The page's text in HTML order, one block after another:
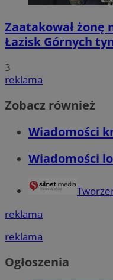
Zaatakował żonę
Łazisk Górnych
3
reklama
Zobacz również
Wiadomości
Wiadomości
reklama
reklama
Ogłoszenia